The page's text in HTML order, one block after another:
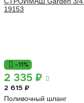
-11%
2 335 ₽
2 615 ₽
Поливочный шланг